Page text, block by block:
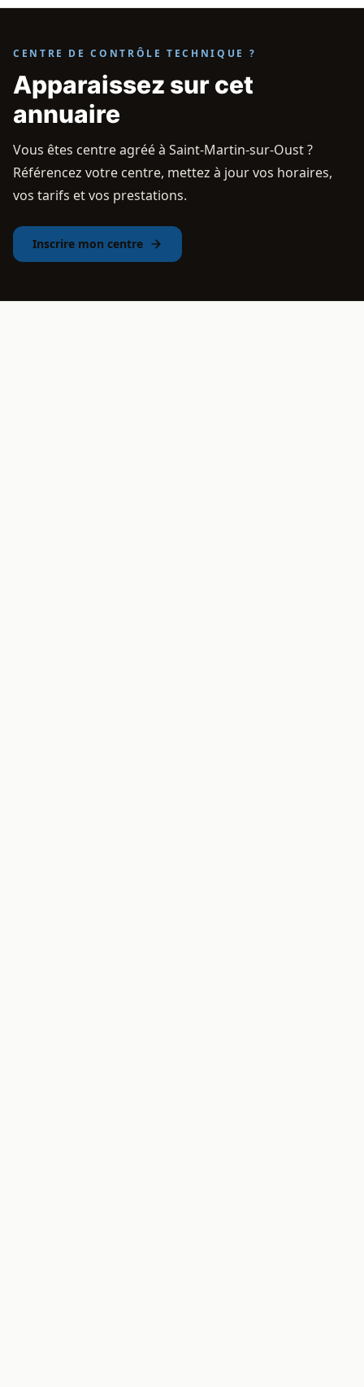
CENTRE DE CONTRÔLE TECHNIQUE ?
Apparaissez sur cet
annuaire
Vous êtes centre agréé à Saint-Martin-sur-Oust ?
Référencez votre centre, mettez à jour vos horaires,
vos tarifs et vos prestations.
Inscrire mon centre